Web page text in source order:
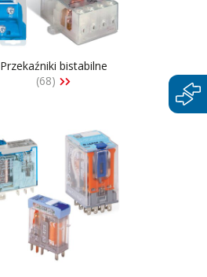
Przekaźniki bistabilne
(68)